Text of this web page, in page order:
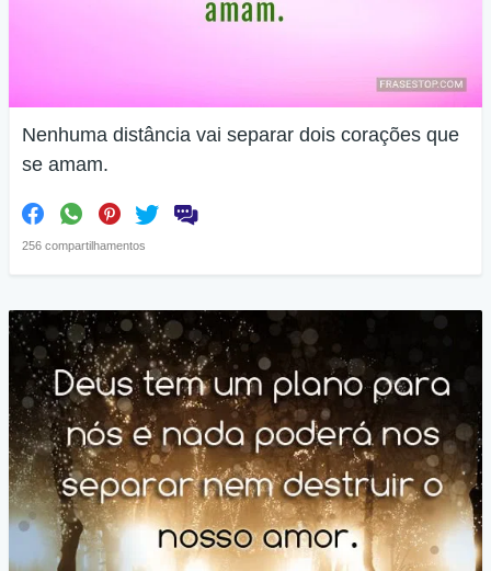
Nenhuma distância vai separar dois corações que
se amam.
256 compartilhamentos